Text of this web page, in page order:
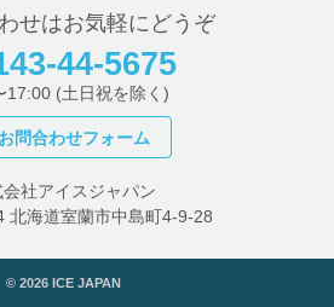
せはお気軽にどうぞ
44-5675
17:00 (土日祝を除く)
お問合わせフォーム
社アイスジャパン
北海道室蘭市中島町4-9-28
©2026 ICE JAPAN